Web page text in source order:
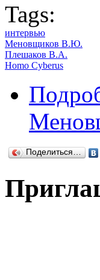
Tags:
интервью
Меновщиков В.Ю.
Плешаков В.А.
Homo Cyberus
Поделиться…